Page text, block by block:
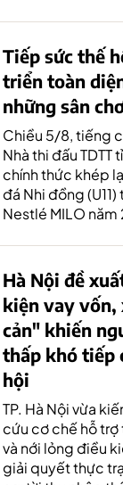
Tiếp sức thế
triển toàn
những sân
Chiều 5/8, tiếng
Nhà thi đấu TDTT
chính thức khép
đá Nhi đồng
Nestlé MILO
Hà Nội đề
kiện vay vốn,
cản" khiến
thấp khó tiếp
hội
TP. Hà Nội vừa
cứu cơ chế hỗ trợ
và nới lỏng điều
giải quyết thực